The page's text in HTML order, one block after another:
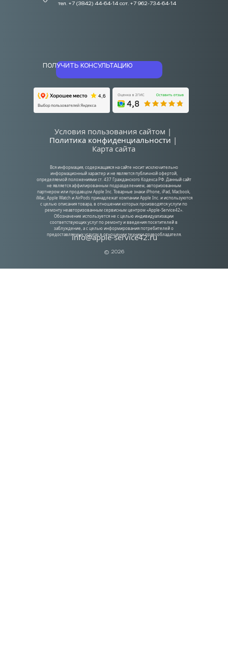
© 2026
info@apple-service42.ru
Вся информация, содержащаяся на сайте носит исключительно
информационный характер и не является публичной офертой,
определяемой положениями ст. 437 Гражданского Кодекса РФ. Данный сайт
не является аффилированным подразделением, авторизованным
партнером или продавцом Apple Inc. Товарные знаки iPhone, iPad, Macbook,
iMac, Apple Watch и AirPods принадлежат компании Apple Inc. и используются
с целью описания товара, в отношении которых производятся услуги по
ремонту неавторизованным сервисным центром «Apple-Service42».
Обозначение используется не с целью индивидуализации
соответствующих услуг по ремонту и введения посетителей в
заблуждение, а с целью информирования потребителей о
предоставляемых услугах в отношении техники правообладателя.
Политика конфиденциальности |
Карта сайта
тел. +7 (3842) 44-64-14 сот. +7 962-734-64-14
ПОЛУЧИТЬ КОНСУЛЬТАЦИЮ